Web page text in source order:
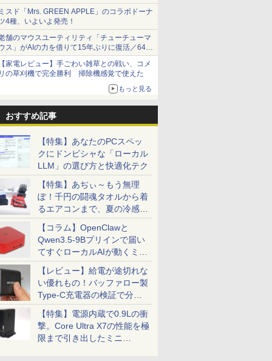
円から受付
スド「Mrs. GREEN APPLE」のコラボドーナ
4種、いよいよ発売！
舗のマウスユーティリティ「チューチューマ
ス」がAIの力を借りて15年ぶりに復活／64bit
、Windows 10/11、「Chrome」も走り回
。復活記念で2026年末まで500円
家電レビュー】手ごわい雑草との戦い、コメ
の草刈機で完全勝利 掃除機感覚で使えた
もっと見る
おすすめ記事
【特集】あなたのPCスペッ
クにドンピシャな「ローカル
LLM」の選び方と快適化テク
【特集】あぢぃ～もう無理
ぽ！千円の闘魂タオルから着
るエアコンまで、夏の冷感グ
ッズ一挙紹介
【コラム】OpenClawと
Qwen3.5-9Bプリインで届い
てすぐローカルAIが動くミニ
PC「SER9 Pro」
【レビュー】給電が途切れな
い優れもの！バッファロー製
Type-C充電器の検証で分か
ったこと
【特集】電源内蔵で0.9Lの衝
撃。Core Ultra X7の性能を極
限まで引き出したミニ